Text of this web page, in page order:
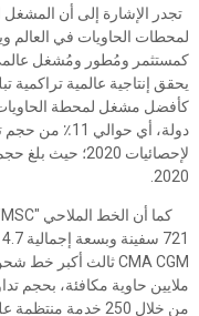
تجدر الإشارة إلى أن
كمستثمر ومُطور ومُشغل
دولة، أي حوالي
2020.
من خلال 250 خدمة